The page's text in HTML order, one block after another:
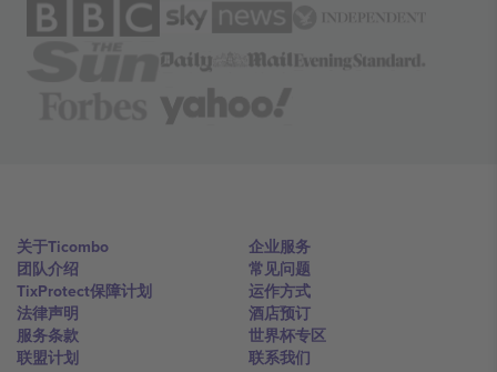
关于Ticombo
团队介绍
TixProtect保障计划
法律声明
服务条款
联盟计划
企业服务
常见问题
运作方式
酒店预订
世界杯专区
联系我们